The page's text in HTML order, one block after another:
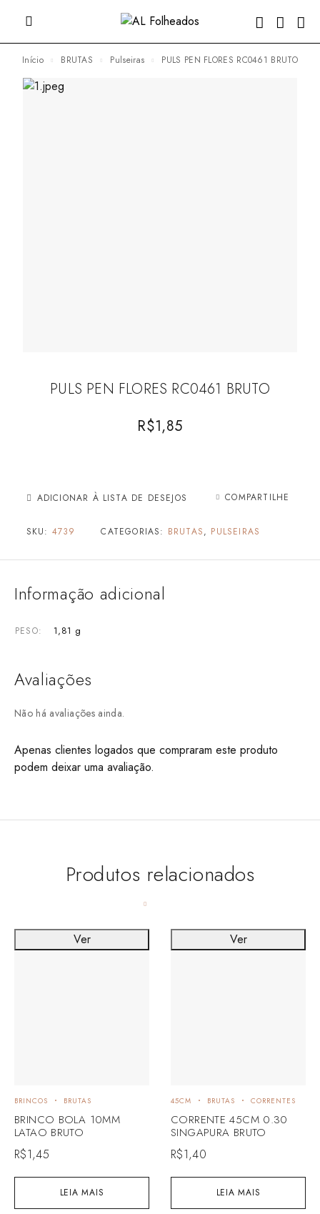
Início BRUTAS Pulseiras PULS PEN FLORES RC0461 BRUTO
PULS PEN FLORES RC0461 BRUTO
R$1,85
ADICIONAR À LISTA DE DESEJOS COMPARTILHE
SKU: 4739 CATEGORIAS: BRUTAS, PULSEIRAS
Informação adicional
PESO 1,81 g
Avaliações
Não há avaliações ainda.
Apenas clientes logados que compraram este produto
podem deixar uma avaliação.
Produtos relacionados
LEIA MAIS
BRINCOS BRUTAS
BRINCO BOLA 10MM
LATAO BRUTO
R$1,45
Ver
LEIA MAIS
45CM BRUTAS CORRENTES
CORRENTE 45CM 0.30
SINGAPURA BRUTO
R$1,40
Ver